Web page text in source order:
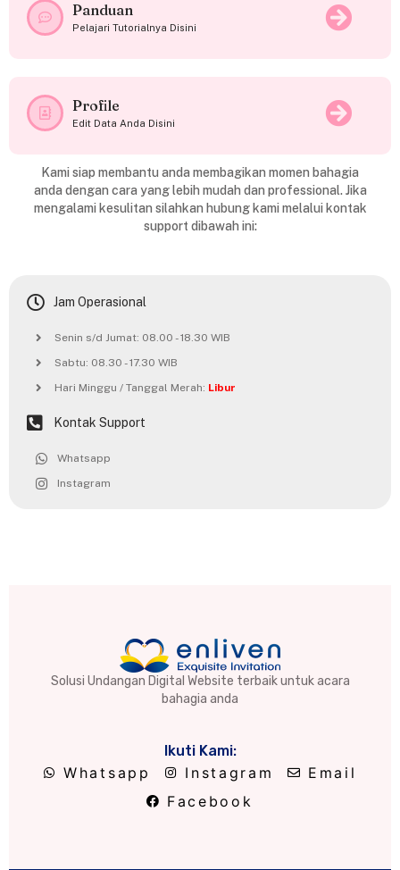
Panduan
Pelajari Tutorialnya Disini
Profile
Edit Data Anda Disini
Kami siap membantu anda membagikan momen bahagia
anda dengan cara yang lebih mudah dan professional. Jika
mengalami kesulitan silahkan hubung kami melalui kontak
support dibawah ini:
Jam Operasional
Senin s/d Jumat: 08.00 - 18.30 WIB
Sabtu: 08.30 - 17.30 WIB
Hari Minggu / Tanggal Merah: Libur
Kontak Support
Whatsapp
Instagram
Solusi Undangan Digital Website terbaik untuk acara
bahagia anda
Ikuti Kami:
Whatsapp Instagram
Email
Facebook